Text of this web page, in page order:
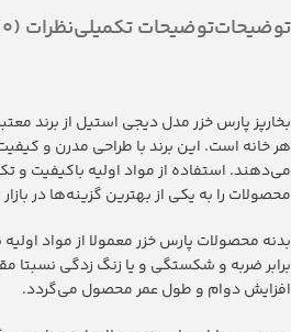
توضیحاتتوضیحات تکمیلینظرات (0)
‫بخارپز پارس خزر مدل دیجی استیل‬ از برند
هر خانه است. این برند با طراحی مدرن و کیفیت
می‌دهند. استفاده از مواد اولیه باکیفیت و
محصولات را به یکی از بهترین گزینه‌ها در
بدنه محصولات پارس خزر معمولا از مواد
برابر ضربه و شکستگی و یا زنگ زدگی
افزایش دوام و طول عمر محصول می‌گردد.